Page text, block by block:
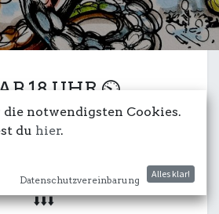
18 UHR ⏲️
FREI! ⬅️
⬇️⬇️⬇️
notwendigsten Cookies.
du hier.
Datenschutzvereinbarung
Alles klar!